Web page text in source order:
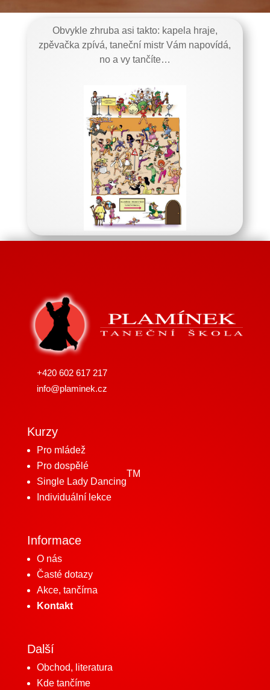
Obvykle zhruba asi takto: kapela hraje,
zpěvačka zpívá, taneční mistr Vám napovídá,
no a vy tančíte…
+420 602 617 217
info@plaminek.cz
Kurzy
Pro mládež
Pro dospělé
Single Lady Dancing
TM
Individuální lekce
Informace
O nás
Časté dotazy
Akce, tančírna
Kontakt
Další
Obchod, literatura
Kde tančíme